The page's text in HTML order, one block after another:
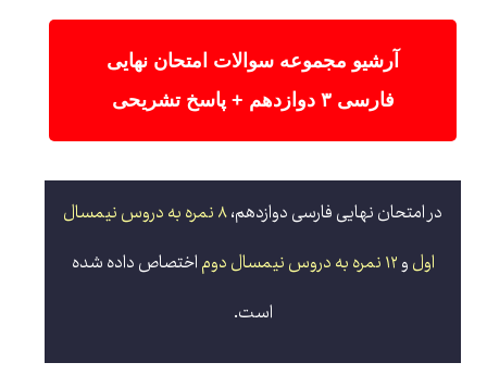
آرشیو مجموعه سوالات امتحان نهایی
فارسی ۳ دوازدهم + پاسخ تشریحی
در امتحان نهایی فارسی دوازدهم، ۸ نمره به دروس نیمسال
اولو
اختصاص داده شده
است.